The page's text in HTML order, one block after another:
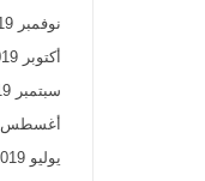
نوفمبر 2019
أكتوبر 2019
سبتمبر 2019
أغسطس 2019
يوليو 2019